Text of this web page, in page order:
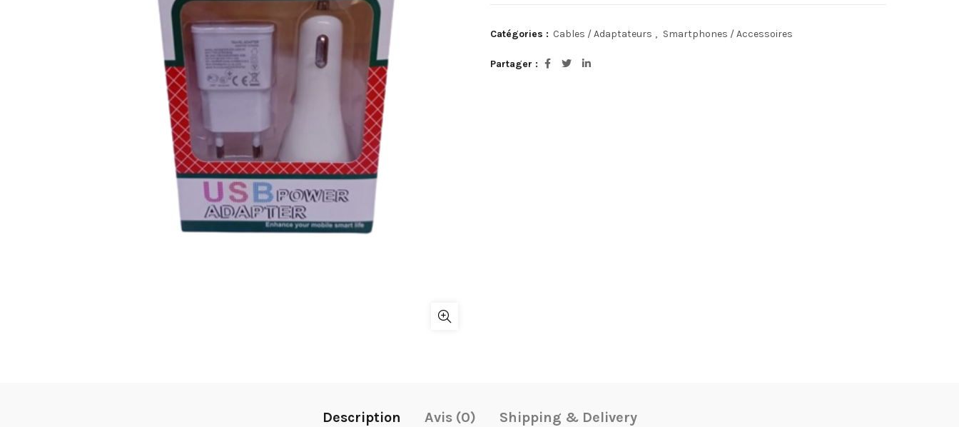
Catégories : Cables / Adaptateurs , Smartphones / Accessoires
Partager
Description Avis (0) Shipping & Delivery